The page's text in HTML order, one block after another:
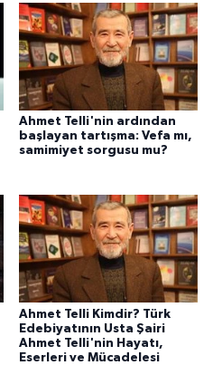
Ahmet Telli'nin ardından
başlayan tartışma: Vefa mı,
samimiyet sorgusu mu?
Ahmet Telli Kimdir? Türk
Edebiyatının Usta Şairi
Ahmet Telli'nin Hayatı,
Eserleri ve Mücadelesi